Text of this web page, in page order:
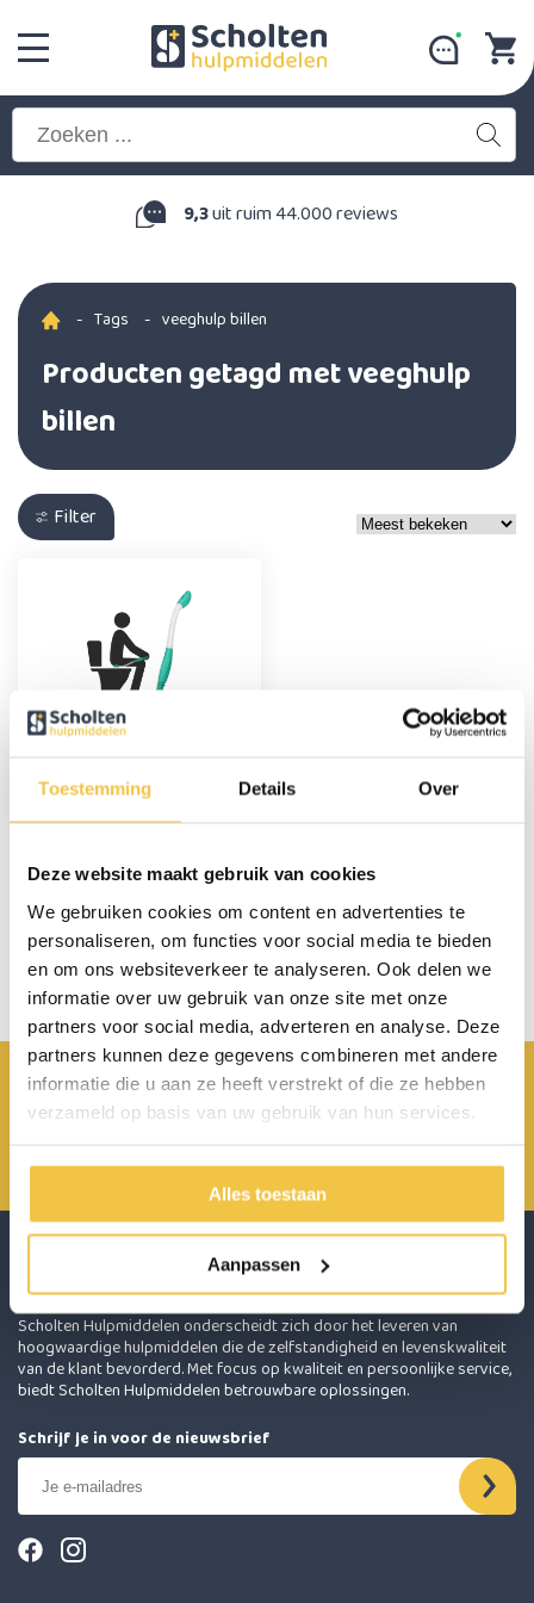
Toestemming Details Over
Deze website maakt gebruik van cookies
We gebruiken cookies om content en advertenties te
personaliseren, om functies voor social media te bieden
en om ons websiteverkeer te analyseren. Ook delen we
informatie over uw gebruik van onze site met onze
partners voor social media, adverteren en analyse. Deze
partners kunnen deze gegevens combineren met andere
informatie die u aan ze heeft verstrekt of die ze hebben
verzameld op basis van uw gebruik van hun services.
Alles toestaan
Aanpassen
9,3uit ruim 44.000 reviews
- Tags - veeghulp billen
Producten getagd met veeghulp
billen
Filter
Billen afveeghulp
14,95
Persoonlijk advies
Start chat
info@scholten-hulpmiddelen.nl
0485 800 814
Achterbroek 15 6596 MP Milsbeek
Scholten Hulpmiddelen onderscheidt zich door het leveren van
hoogwaardige hulpmiddelen die de zelfstandigheid en levenskwaliteit
van de klant bevorderd. Met focus op kwaliteit en persoonlijke service,
biedt Scholten Hulpmiddelen betrouwbare oplossingen.
Schrijf je in voor de nieuwsbrief